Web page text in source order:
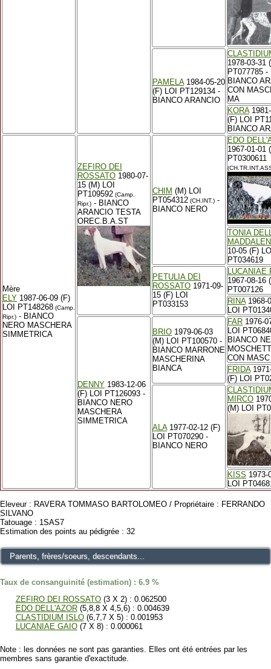
PAMELA1984-05-20
(F) LOI PT129134 -
BIANCO ARANCIO
1978-03-31
PT077785 -
BIANCO
CON
MA
KORA
(F) LOI
BIANCO
Mère
ELY 1987-06-09 (F)
LOI PT148268 (Camp.
Ripr.) - BIANCO
NERO MASCHERA
SIMMETRICA
ZEFIRO DEI
ROSSATO 1980-07-
15 (M) LOI
PT109592 (Camp.
Ripr.) - BIANCO
ARANCIO TESTA
OREC.B.A.ST
CHIM (M) LOI
PT054312 (CH.INT.) -
BIANCO NERO
EDO
1967-01-01
PT0300611
TONIA
10-05 (F)
PT034619
PETULIA DEI
ROSSATO 1971-09-
15 (F) LOI
PT033153
LUCANIAE
1967-08-16
PT007126
RINA1968-
LOI
DENNY 1983-12-06
(F) LOI PT126093 -
BIANCO NERO
MASCHERA
SIMMETRICA
BRIO 1979-06-03
(M) LOI PT100570 -
BIANCO MARRONE
MASCHERINA
BIANCA
FAR 1976-
LOI
BIANCO
CON MASC
FRIDA
(F) LOI
ALA1977-02-12 (F)
LOI PT070290 -
BIANCO NERO
MIRCO
(M) LOI
KISS 1973-
LOI
Eleveur : RAVERA TOMMASO BARTOLOMEO / Propriétaire : FERRANDO
SILVANO
Tatouage : 1SAS7
Estimation des points au pédigrée : 32
Parents, frères/soeurs, descendants...
Taux de consanguinité (estimation) : 6.9 %
ZEFIRO DEI ROSSATO(3 X 2) : 0.062500
EDO DELL'AZOR(5,8,8 X 4,5,6) : 0.004639
CLASTIDIUM ISLO(6,7,7 X 5) : 0.001953
LUCANIAE GAIO(7 X 8) : 0.000061
Note : les données ne sont pas garanties. Elles ont été entrées par les
membres sans garantie d'exactitude.